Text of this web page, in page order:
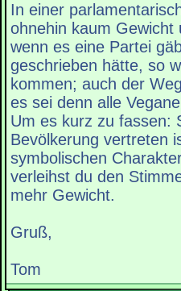
In einer
ohnehin kaum Gewicht
wenn es eine Partei
geschrieben hätte, so
kommen; auch der
es sei denn alle
Um es kurz zu fassen:
Bevölkerung vertreten
symbolischen
verleihst du den
mehr Gewicht.
Gruß,
Tom